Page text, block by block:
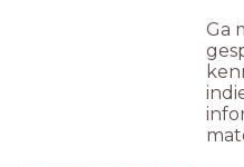
Ga